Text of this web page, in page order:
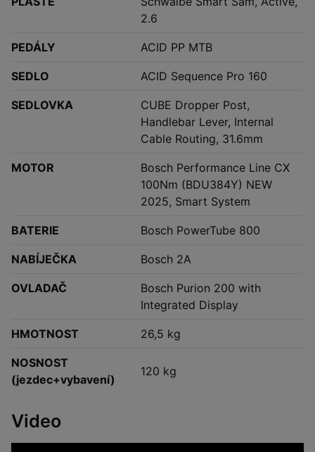
2.6
PEDÁLY ACID PP MTB
SEDLO ACID Sequence Pro 160
SEDLOVKA
CUBE Dropper Post,
Handlebar Lever, Internal
Cable Routing, 31.6mm
MOTOR
Bosch Performance Line CX
100Nm (BDU384Y) NEW
2025, Smart System
BATERIE Bosch PowerTube 800
NABÍJEČKA Bosch 2A
OVLADAČ
Bosch Purion 200 with
Integrated Display
HMOTNOST 26,5 kg
NOSNOST
(jezdec+vybavení)
120 kg
Video